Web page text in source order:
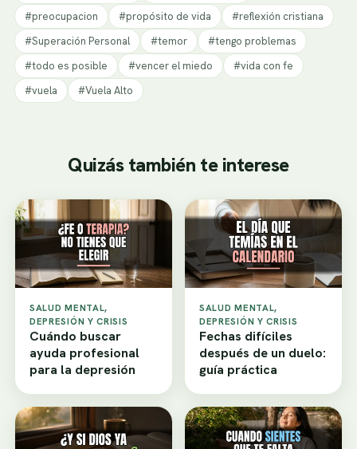
#preocupacion #propósito de vida
#reflexión cristiana
#Superación Personal
#temor
#tengo problemas
#todo es posible
#vencer el miedo
#vida con fe
#vuela
#Vuela Alto
Quizás también te interese
SALUD MENTAL,
DEPRESIÓN Y CRISIS
Cuándo buscar
ayuda profesional
para la depresión
SALUD MENTAL,
DEPRESIÓN Y CRISIS
Fechas difíciles
después de un duelo:
guía práctica